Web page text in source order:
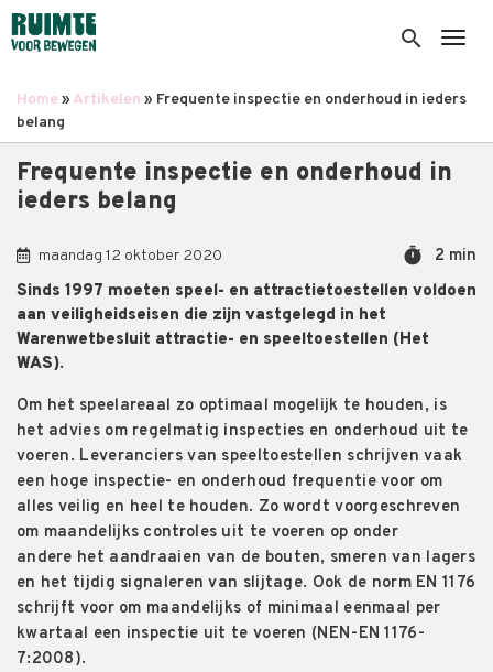
Overslaan
en
inhoud
gaan
search
Kruimelpad
Home Artikelen
Frequente inspectie en onderhoud in ieders
belang
Frequente inspectie en onderhoud in
ieders belang
maandag 12 oktober 2020 timer
2 min
Sinds 1997 moeten speel- en attractietoestellen voldoen
aan veiligheidseisen die zijn vastgelegd in het
Warenwetbesluit attractie- en speeltoestellen (Het
WAS).
Om het speelareaal zo optimaal mogelijk te houden, is
het advies om regelmatig inspecties en onderhoud uit te
voeren. Leveranciers van speeltoestellen schrijven vaak
een hoge inspectie- en onderhoud frequentie voor om
alles veilig en heel te houden. Zo wordt voorgeschreven
om maandelijks controles uit te voeren op onder
andere het aandraaien van de bouten, smeren van lagers
en het tijdig signaleren van slijtage. Ook de norm EN 1176
schrijft voor om maandelijks of minimaal eenmaal per
kwartaal een inspectie uit te voeren (NEN-EN 1176-
7:2008).